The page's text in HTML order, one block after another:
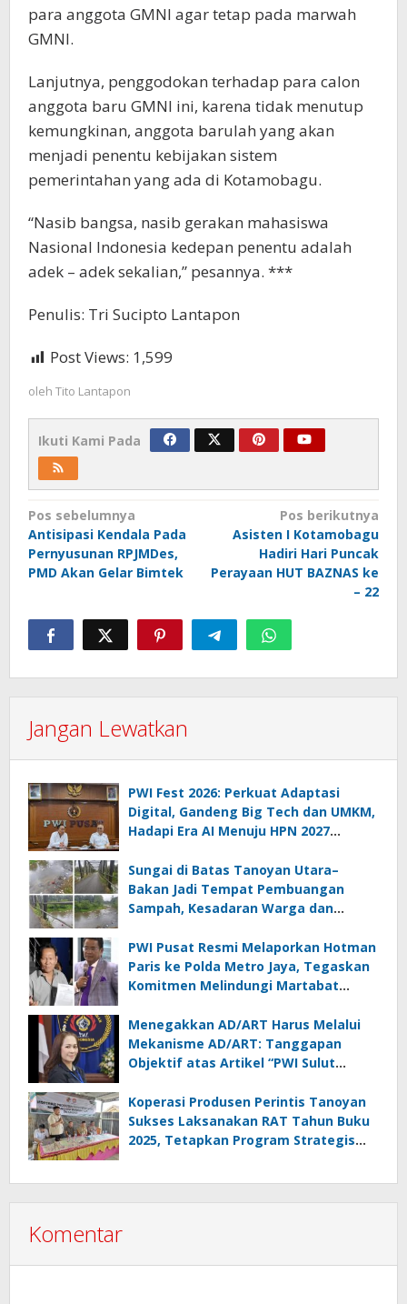
para anggota GMNI agar tetap pada marwah
GMNI.
Lanjutnya, penggodokan terhadap para calon
anggota baru GMNI ini, karena tidak menutup
kemungkinan, anggota barulah yang akan
menjadi penentu kebijakan sistem
pemerintahan yang ada di Kotamobagu.
“Nasib bangsa, nasib gerakan mahasiswa
Nasional Indonesia kedepan penentu adalah
adek – adek sekalian,” pesannya. ***
Penulis: Tri Sucipto Lantapon
Post Views: 1,599
oleh Tito Lantapon
Ikuti Kami Pada
Navigasi
pos
Pos sebelumnya
Antisipasi Kendala Pada
Pernyusunan RPJMDes,
PMD Akan Gelar Bimtek
Pos berikutnya
Asisten I Kotamobagu
Hadiri Hari Puncak
Perayaan HUT BAZNAS ke
– 22
Jangan Lewatkan
PWI Fest 2026: Perkuat Adaptasi
Digital, Gandeng Big Tech dan UMKM,
Hadapi Era AI Menuju HPN 2027
Sungai di Batas Tanoyan Utara–
Bakan Jadi Tempat Pembuangan
Sampah, Kesadaran Warga dan
PWI Pusat Resmi Melaporkan Hotman
Paris ke Polda Metro Jaya, Tegaskan
Komitmen Melindungi Martabat
Menegakkan AD/ART Harus Melalui
Mekanisme AD/ART: Tanggapan
Objektif atas Artikel “PWI Sulut
Melanggar Aturan”
Koperasi Produsen Perintis Tanoyan
Sukses Laksanakan RAT Tahun Buku
2025, Tetapkan Program Strategis
Komentar